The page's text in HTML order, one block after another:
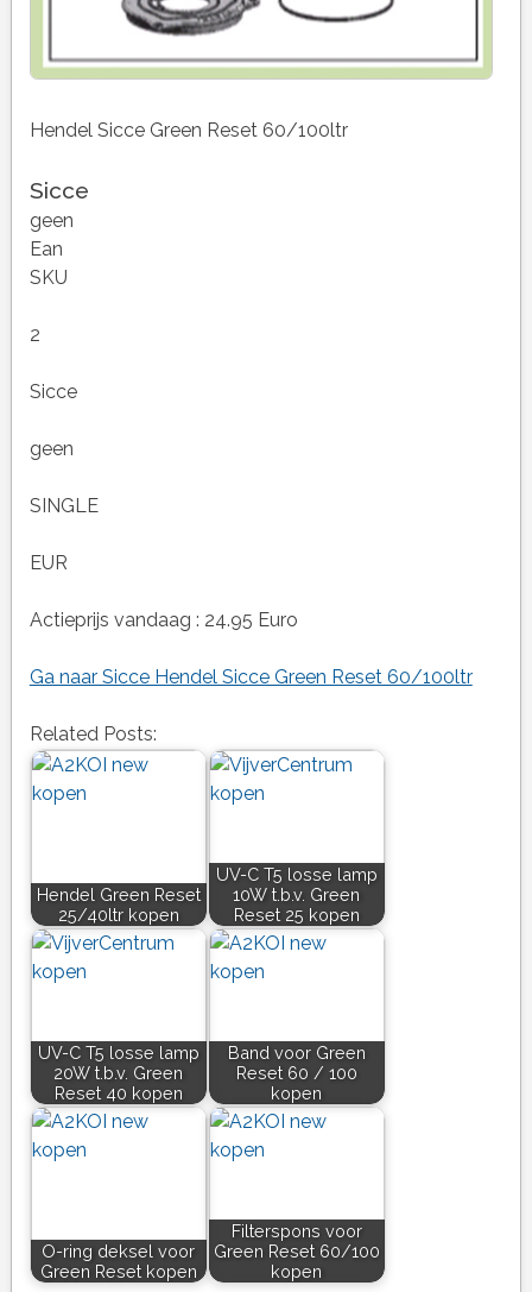
Hendel Sicce Green Reset 60/100ltr
Sicce
geen
Ean
SKU
2
Sicce
geen
SINGLE
EUR
Actieprijs vandaag : 24.95 Euro
Ga naar Sicce Hendel Sicce Green Reset 60/100ltr
Related Posts:
Hendel Green Reset
25/40ltr kopen
UV-C T5 losse lamp
10W t.b.v. Green
Reset 25 kopen
UV-C T5 losse lamp
20W t.b.v. Green
Reset 40 kopen
Band voor Green
Reset 60 / 100
kopen
O-ring deksel voor
Green Reset kopen
Filterspons voor
Green Reset 60/100
kopen